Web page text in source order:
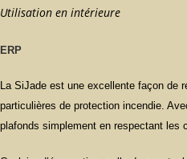
Utilisation en intérieure
ERP
La SiJade est une excellente façon de
particulières de protection incendie.
plafonds simplement en respectant les